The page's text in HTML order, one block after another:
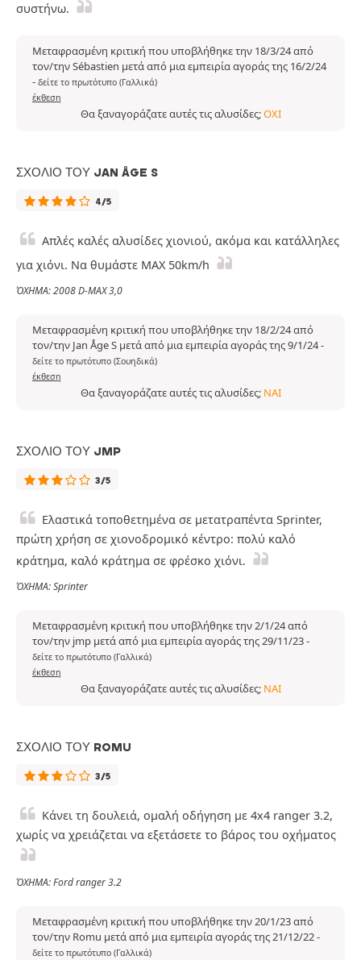
συστήνω.
Μεταφρασμένη κριτική που υποβλήθηκε την 18/3/24 από
τον/την Sébastien μετά από μια εμπειρία αγοράς της 16/2/24
- δείτε το πρωτότυπο (Γαλλικά)
έκθεση
Θα ξαναγοράζατε αυτές τις αλυσίδες;ΌΧΙ
ΣΧΌΛΙΟ ΤΟΥ JAN ÅGE S
4/5
Απλές καλές αλυσίδες χιονιού, ακόμα και κατάλληλες
για χιόνι. Να θυμάστε MAX 50km/h
ΌΧΗΜΑ: 2008 D-MAX 3,0
Μεταφρασμένη κριτική που υποβλήθηκε την 18/2/24 από
τον/την Jan Åge S μετά από μια εμπειρία αγοράς της 9/1/24-
δείτε το πρωτότυπο (Σουηδικά)
έκθεση
Θα ξαναγοράζατε αυτές τις αλυσίδες; ΝΑΙ
ΣΧΌΛΙΟ ΤΟΥ JMP
3/5
Ελαστικά τοποθετημένα σε μετατραπέντα Sprinter,
πρώτη χρήση σε χιονοδρομικό κέντρο: πολύ καλό
κράτημα, καλό κράτημα σε φρέσκο χιόνι.
ΌΧΗΜΑ: Sprinter
Μεταφρασμένη κριτική που υποβλήθηκε την 2/1/24 από
τον/την jmp μετά από μια εμπειρία αγοράς της 29/11/23-
δείτε το πρωτότυπο (Γαλλικά)
έκθεση
Θα ξαναγοράζατε αυτές τις αλυσίδες; ΝΑΙ
ΣΧΌΛΙΟ ΤΟΥ ROMU
3/5
Κάνει τη δουλειά, ομαλή οδήγηση με 4x4 ranger 3.2,
χωρίς να χρειάζεται να εξετάσετε το βάρος του οχήματος
ΌΧΗΜΑ: Ford ranger 3.2
Μεταφρασμένη κριτική που υποβλήθηκε την 20/1/23 από
τον/την Romu μετά από μια εμπειρία αγοράς της 21/12/22-
δείτε το πρωτότυπο (Γαλλικά)